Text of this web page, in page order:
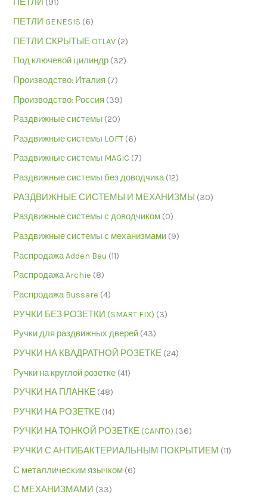
ПЕТЛИ (91)
ПЕТЛИ GENESIS (6)
ПЕТЛИ СКРЫТЫЕ OTLAV (2)
Под ключевой цилиндр (32)
Производство: Италия (7)
Производство: Россия (39)
Раздвижные системы (20)
Раздвижные системы LOFT (6)
Раздвижные системы MAGIC (7)
Раздвижные системы без доводчика (12)
РАЗДВИЖНЫЕ СИСТЕМЫ И МЕХАНИЗМЫ (30)
Раздвижные системы с доводчиком (0)
Раздвижные системы с механизмами (9)
Распродажа Adden Bau (11)
Распродажа Archie (8)
Распродажа Bussare (4)
РУЧКИ БЕЗ РОЗЕТКИ (SMART FIX) (3)
Ручки для раздвижных дверей (43)
РУЧКИ НА КВАДРАТНОЙ РОЗЕТКЕ (24)
Ручки на круглой розетке (41)
РУЧКИ НА ПЛАНКЕ (48)
РУЧКИ НА РОЗЕТКЕ (14)
РУЧКИ НА ТОНКОЙ РОЗЕТКЕ (CANTO) (36)
РУЧКИ С АНТИБАКТЕРИАЛЬНЫМ ПОКРЫТИЕМ (11)
С металлическим язычком (6)
С МЕХАНИЗМАМИ (33)